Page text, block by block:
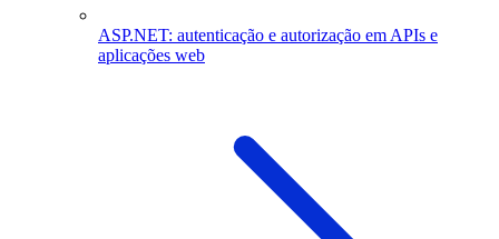
ASP.NET: autenticação e autorização em APIs e
aplicações web